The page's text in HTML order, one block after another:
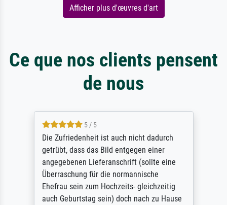
Afficher plus d'œuvres d'art
Ce que nos clients pensent
de nous
5 / 5
Die Zufriedenheit ist auch nicht dadurch
getrübt, dass das Bild entgegen einer
angegebenen Lieferanschrift (sollte eine
Überraschung für die normannische
Ehefrau sein zum Hochzeits- gleichzeitig
auch Geburtstag sein) doch nach zu Hause